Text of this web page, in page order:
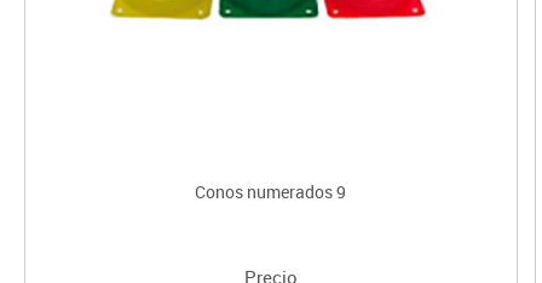
Conos numerados 9
Precio